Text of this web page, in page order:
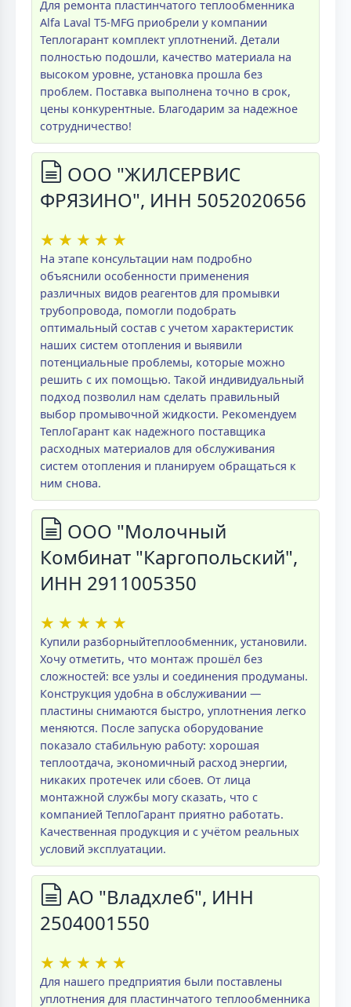
Для ремонта пластинчатого теплообменника
Alfa Laval T5-MFG приобрели у компании
Теплогарант комплект уплотнений. Детали
полностью подошли, качество материала на
высоком уровне, установка прошла без
проблем. Поставка выполнена точно в срок,
цены конкурентные. Благодарим за надежное
сотрудничество!
ООО "ЖИЛСЕРВИС
ФРЯЗИНО", ИНН 5052020656
★ ★ ★ ★ ★
На этапе консультации нам подробно
объяснили особенности применения
различных видов реагентов для промывки
трубопровода, помогли подобрать
оптимальный состав с учетом характеристик
наших систем отопления и выявили
потенциальные проблемы, которые можно
решить с их помощью. Такой индивидуальный
подход позволил нам сделать правильный
выбор промывочной жидкости. Рекомендуем
ТеплоГарант как надежного поставщика
расходных материалов для обслуживания
систем отопления и планируем обращаться к
ним снова.
ООО "Молочный
Комбинат "Каргопольский",
ИНН 2911005350
★ ★ ★ ★ ★
Купили разборныйтеплообменник, установили.
Хочу отметить, что монтаж прошёл без
сложностей: все узлы и соединения продуманы.
Конструкция удобна в обслуживании —
пластины снимаются быстро, уплотнения легко
меняются. После запуска оборудование
показало стабильную работу: хорошая
теплоотдача, экономичный расход энергии,
никаких протечек или сбоев. От лица
монтажной службы могу сказать, что с
компанией ТеплоГарант приятно работать.
Качественная продукция и с учётом реальных
условий эксплуатации.
АО "Владхлеб", ИНН
2504001550
★ ★ ★ ★ ★
Для нашего предприятия были поставлены
уплотнения для пластинчатого теплообменника